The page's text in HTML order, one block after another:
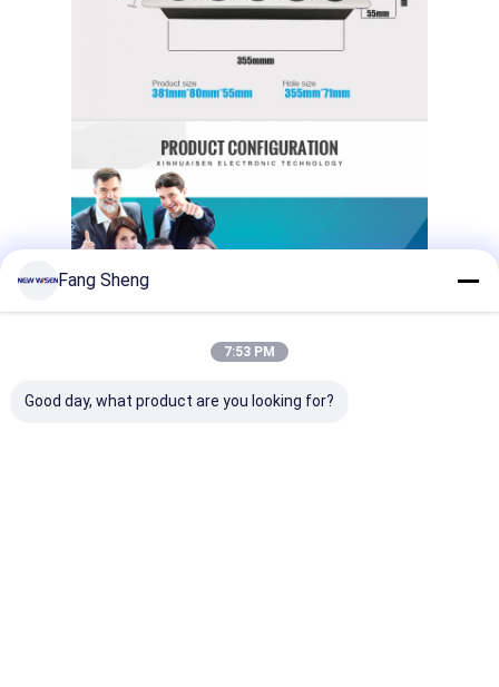
Δυναμική λωρίδα για τοποθέτηση σε τραπέζι
Επενδυμένη έξοδος γραφείου
Fang Sheng
7:53 PM
Good day, what product are you looking for?